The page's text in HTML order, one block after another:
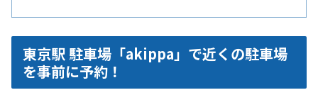
東京駅 駐車場「akippa」で近くの駐車場
を事前に予約！